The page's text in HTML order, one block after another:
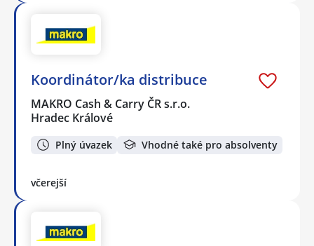
Koordinátor/ka distribuce
MAKRO Cash & Carry ČR s.r.o.
Hradec Králové
Plný úvazek Vhodné také pro absolventy
včerejší